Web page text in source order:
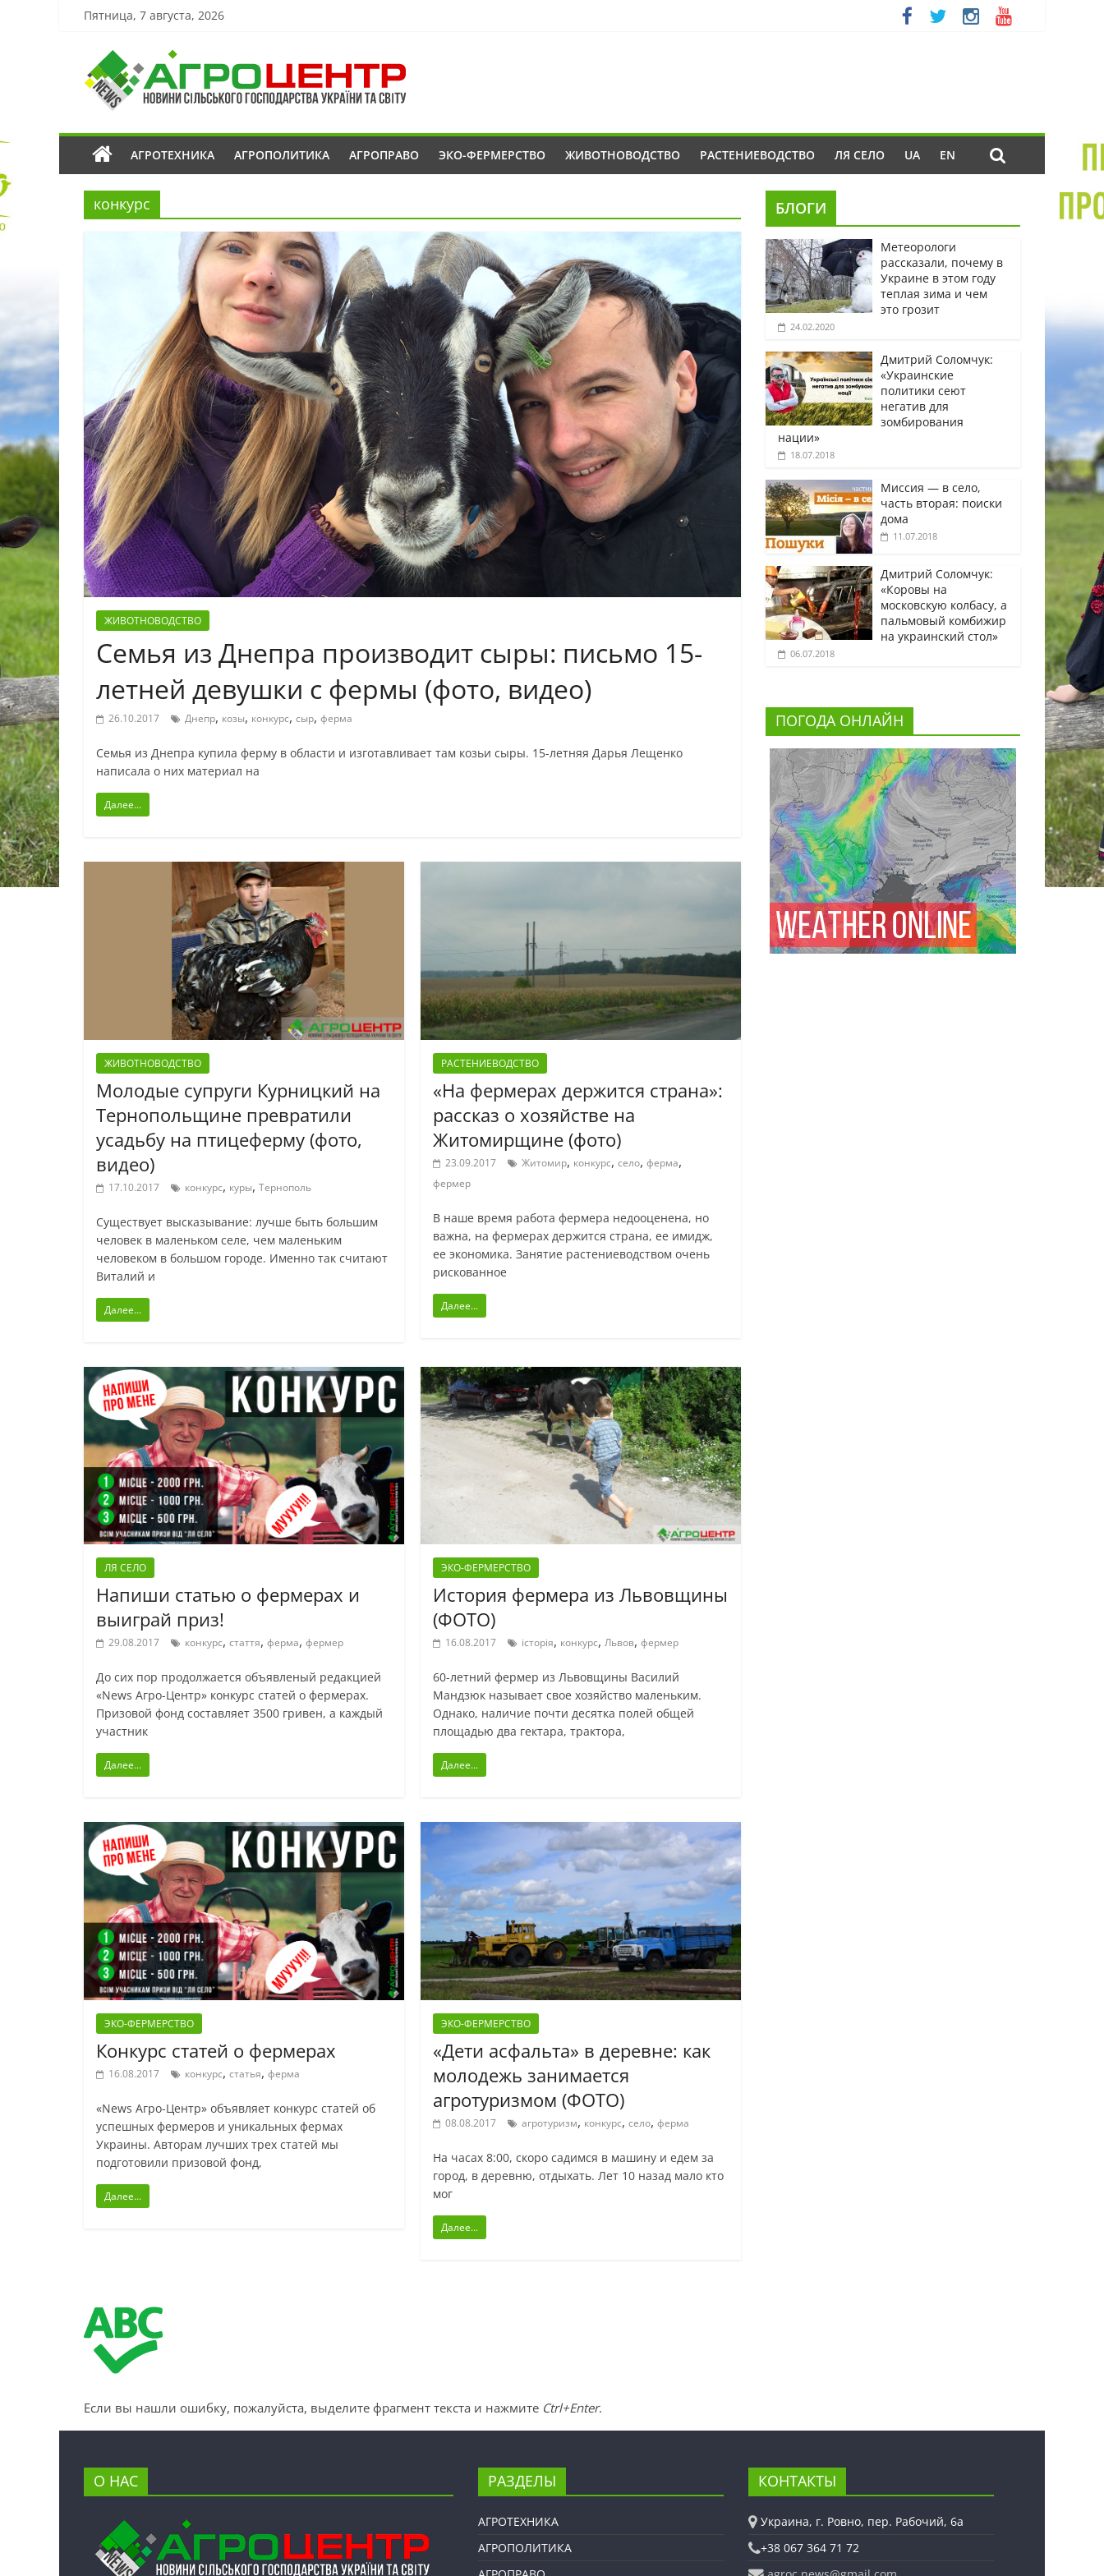
Пятница, 7 августа, 2026
АГРОТЕХНИКА АГРОПОЛИТИКА АГРОПРАВО ЭКО-ФЕРМЕРСТВО ЖИВОТНОВОДСТВО РАСТЕНИЕВОДСТВО ЛЯ СЕЛО UA EN
конкурс
ЖИВОТНОВОДСТВО
Семья из Днепра производит сыры: письмо 15-
летней девушки с фермы (фото, видео)
26.10.2017 Днепр, козы, конкурс, сыр, ферма
Семья из Днепра купила ферму в области и изготавливает там козьи сыры. 15-летняя Дарья Лещенко
написала о них материал на
Далее...
ЖИВОТНОВОДСТВО
Молодые супруги Курницкий на
Тернопольщине превратили
усадьбу на птицеферму (фото,
видео)
17.10.2017 конкурс, куры, Тернополь
Существует высказывание: лучше быть большим
человек в маленьком селе, чем маленьким
человеком в большом городе. Именно так считают
Виталий и
Далее...
РАСТЕНИЕВОДСТВО
«На фермерах держится страна»:
рассказ о хозяйстве на
Житомирщине (фото)
23.09.2017 Житомир, конкурс,село,ферма,
фермер
В наше время работа фермера недооценена, но
важна, на фермерах держится страна, ее имидж,
ее экономика. Занятие растениеводством очень
рискованное
Далее...
ЛЯ СЕЛО
Напиши статью о фермерах и
выиграй приз!
29.08.2017 конкурс, стаття, ферма, фермер
До сих пор продолжается объявленый редакцией
«News Агро-Центр» конкурс статей о фермерах.
Призовой фонд составляет 3500 гривен, а каждый
участник
Далее...
ЭКО-ФЕРМЕРСТВО
История фермера из Львовщины
(ФОТО)
16.08.2017 історія, конкурс,Львов,фермер
60-летний фермер из Львовщины Василий
Мандзюк называет свое хозяйство маленьким.
Однако, наличие почти десятка полей общей
площадью два гектара, трактора,
Далее...
ЭКО-ФЕРМЕРСТВО
Конкурс статей о фермерах
16.08.2017 конкурс, статья, ферма
«News Агро-Центр» объявляет конкурс статей об
успешных фермеров и уникальных фермах
Украины. Авторам лучших трех статей мы
подготовили призовой фонд,
Далее...
ЭКО-ФЕРМЕРСТВО
«Дети асфальта» в деревне: как
молодежь занимается
агротуризмом (ФОТО)
08.08.2017 агротуризм, конкурс,село,ферма
На часах 8:00, скоро садимся в машину и едем за
город, в деревню, отдыхать. Лет 10 назад мало кто
мог
Далее...
БЛОГИ
Метеорологи
рассказали, почему в
Украине в этом году
теплая зима и чем
это грозит
24.02.2020
Дмитрий Соломчук:
«Украинские
политики сеют
негатив для
зомбирования
нации»
18.07.2018
Миссия — в село,
часть вторая: поиски
дома
11.07.2018
Дмитрий Соломчук:
«Коровы на
московскую колбасу, а
пальмовый комбижир
на украинский стол»
06.07.2018
ПОГОДА ОНЛАЙН
Если вы нашли ошибку, пожалуйста, выделите фрагмент текста и нажмите Ctrl+Enter.
О НАС РАЗДЕЛЫ
АГРОТЕХНИКА
АГРОПОЛИТИКА
КОНТАКТЫ
Украина, г. Ровно, пер. Рабочий, 6а
+38 067 364 71 72